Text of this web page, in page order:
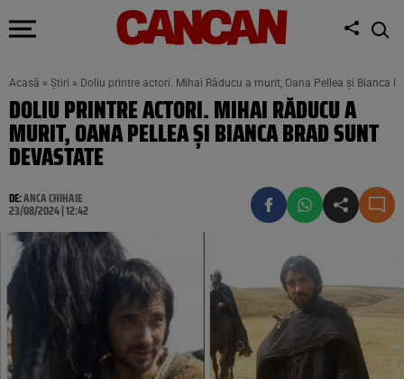
Acasă » Știri » Doliu printre actori. Mihai Răducu a murit, Oana Pellea și Bianca
DOLIU PRINTRE ACTORI. MIHAI RĂDUCU A
MURIT, OANA PELLEA ȘI BIANCA BRAD SUNT
DEVASTATE
DE:ANCA CHIHAIE
23/08/2024 | 12:42